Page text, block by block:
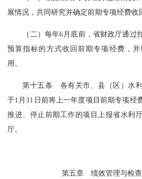
展情况，共同研究并确定前期专项经费收
（二） 每年6月底前， 省财政厅通过
预算指标的方式收回前期专项经费，并
用。
第十五条 各有关市、县（区） 水
于1 月31日前将 上一年度项目前期专项经
推进、停止前期工作的项目上报省水利
厅。
第五章 绩效管理与检